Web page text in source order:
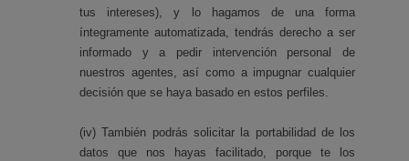
tus intereses), y lo hagamos de una forma
íntegramente automatizada, tendrás derecho a ser
informado y a pedir intervención personal de
nuestros agentes, así como a impugnar cualquier
decisión que se haya basado en estos perfiles.
(iv) También podrás solicitar la portabilidad de los
datos que nos hayas facilitado, porque te los